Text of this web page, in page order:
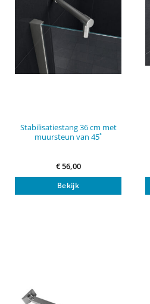
Stabilisatiestang 36 cm met
muursteun van 45˚
€56,00
Bekijk